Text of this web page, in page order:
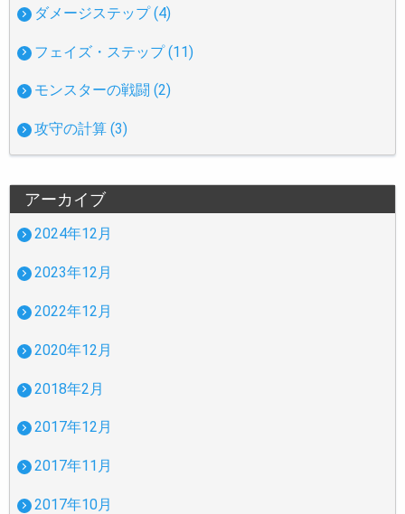
ダメージステップ (4)
フェイズ・ステップ (11)
モンスターの戦闘 (2)
攻守の計算 (3)
アーカイブ
2024年12月
2023年12月
2022年12月
2020年12月
2018年2月
2017年12月
2017年11月
2017年10月